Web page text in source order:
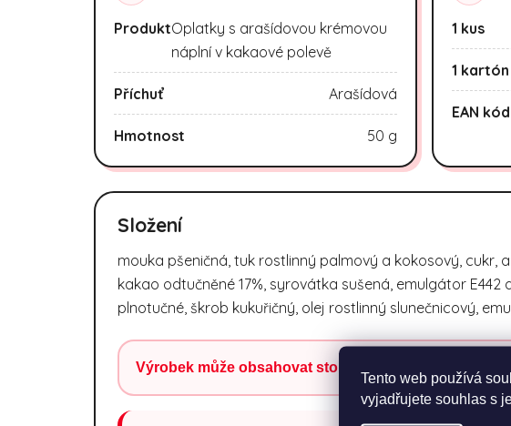
Tento web používá
vyjadřujete souhlas s
ProduktOplatky s arašídovou krémovou
náplní v kakaové polevě
Příchuť Arašídová
Hmotnost 50 g
1 kus
1 kartón
EAN kód
Složení
mouka pšeničná, tuk rostlinný palmový a kokosový, cukr,
kakao odtučněné 17%, syrovátka sušená, emulgátor
plnotučné, škrob kukuřičný, olej rostlinný slunečnicový,
Výrobek může obsahovat stopy ořechů.